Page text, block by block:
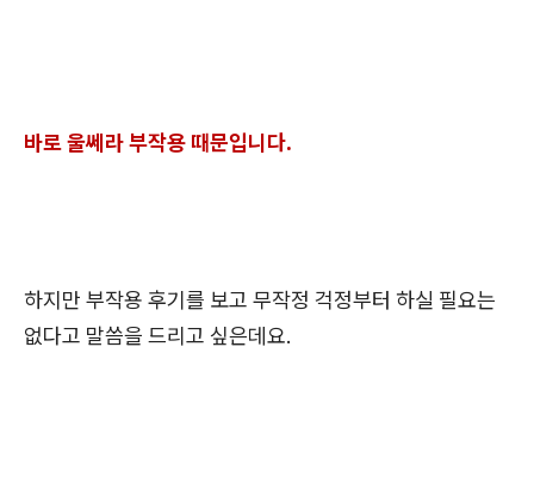
바로 울쎄라 부작용 때문입니다.
하지만 부작용 후기를 보고 무작정 걱정부터 하실 필요는
없다고 말씀을 드리고 싶은데요.